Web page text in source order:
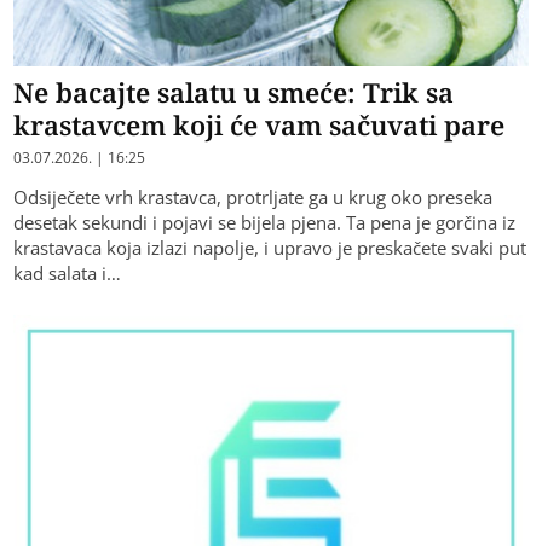
Ne bacajte salatu u smeće: Trik sa
krastavcem koji će vam sačuvati pare
03.07.2026. | 16:25
Odsiječete vrh krastavca, protrljate ga u krug oko preseka
desetak sekundi i pojavi se bijela pjena. Ta pena je gorčina iz
krastavaca koja izlazi napolje, i upravo je preskačete svaki put
kad salata i…